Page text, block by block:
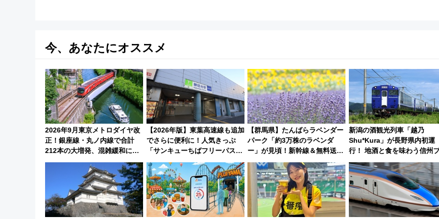
今、あなたにオススメ
2026年9月東京メトロダイヤ改
正！銀座線・丸ノ内線で合計
212本の大増発、混雑緩和に期
待
【2026年版】東葉高速線も追加
でさらに便利に！人気きっぷ
「サンキューちばフリーパス」
今年も発売 秋・早春に千葉県を
巡るなら使い勝手・コスパ抜群
【群馬県】たんばらラベンダー
パーク「約3万株のラベンダ
ー」が見頃！新幹線＆無料送迎
バスで都心から約1時間半で夏
の絶景を！
新潟の酒観光列車「越乃
Shu*Kura」が長野県内初運
行！ 地酒と食を味わう信州
DC特別企画